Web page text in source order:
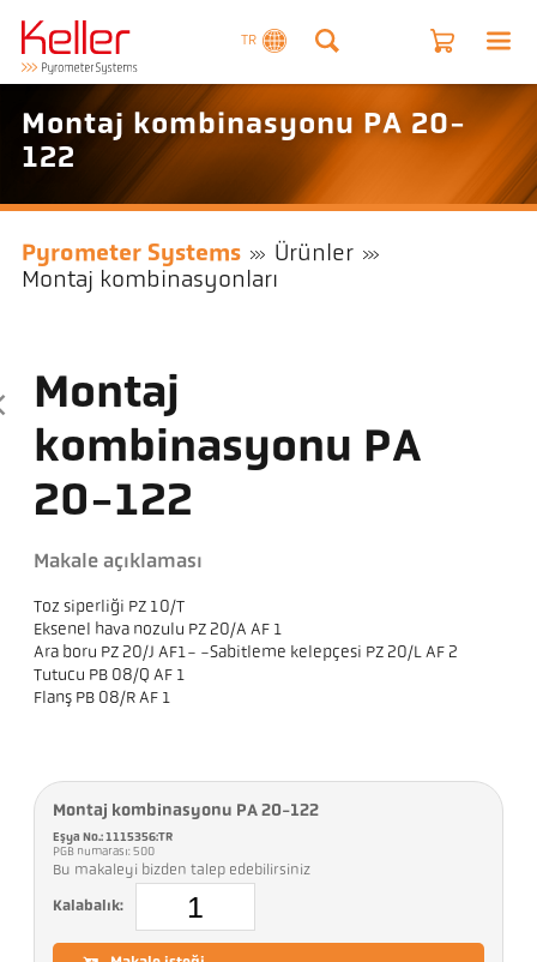
TR
Montaj kombinasyonu PA 20-
122
Pyrometer Systems
Ürünler
Montaj kombinasyonları
Montaj
kombinasyonu PA
20-122
Makale açıklaması
Toz siperliği PZ 10/T
Eksenel hava nozulu PZ 20/A AF 1
Ara boru PZ 20/J AF1- -Sabitleme kelepçesi PZ 20/L AF 2
Tutucu PB 08/Q AF 1
Flanş PB 08/R AF 1
Montaj kombinasyonu PA 20-122
Eşya No.: 1115356:TR
PGB numarası: 500
Bu makaleyi bizden talep edebilirsiniz
Kalabalık: